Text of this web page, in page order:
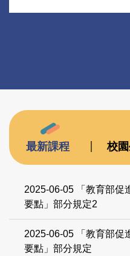
最新課程 校
2025-06-05
「教育部
要點」部分規定2
2025-06-05
「教育部
要點」部分規定